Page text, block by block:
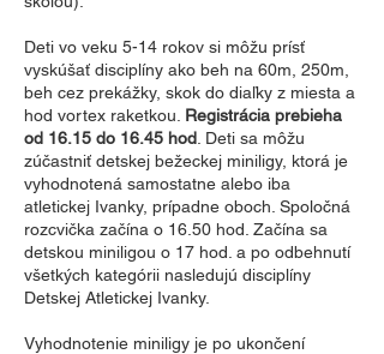
Deti vo veku 5-14 rokov si môžu prísť
vyskúšať disciplíny ako beh na 60m, 250m,
beh cez prekážky, skok do diaľky z miesta a
hod vortex raketkou. Registrácia prebieha
od 16.15 do 16.45 hod . Deti sa môžu
zúčastniť detskej bežeckej miniligy, ktorá je
vyhodnotená samostatne alebo iba
atletickej Ivanky, prípadne oboch. Spoločná
rozcvička začína o 16.50 hod. Začína sa
detskou miniligou o 17 hod. a po odbehnutí
všetkých kategórii nasledujú disciplíny
Detskej Atletickej Ivanky.
Vyhodnotenie miniligy je po ukončení